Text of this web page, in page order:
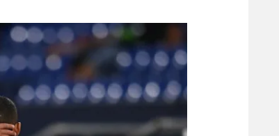
תקנון משתתפים וזוכים בפרסים
תקנון עבור פעילות אלקטרה
תקנון עבור פעילות ספורט 1 – "מרלן"
טניס
גיימינג E-Sports